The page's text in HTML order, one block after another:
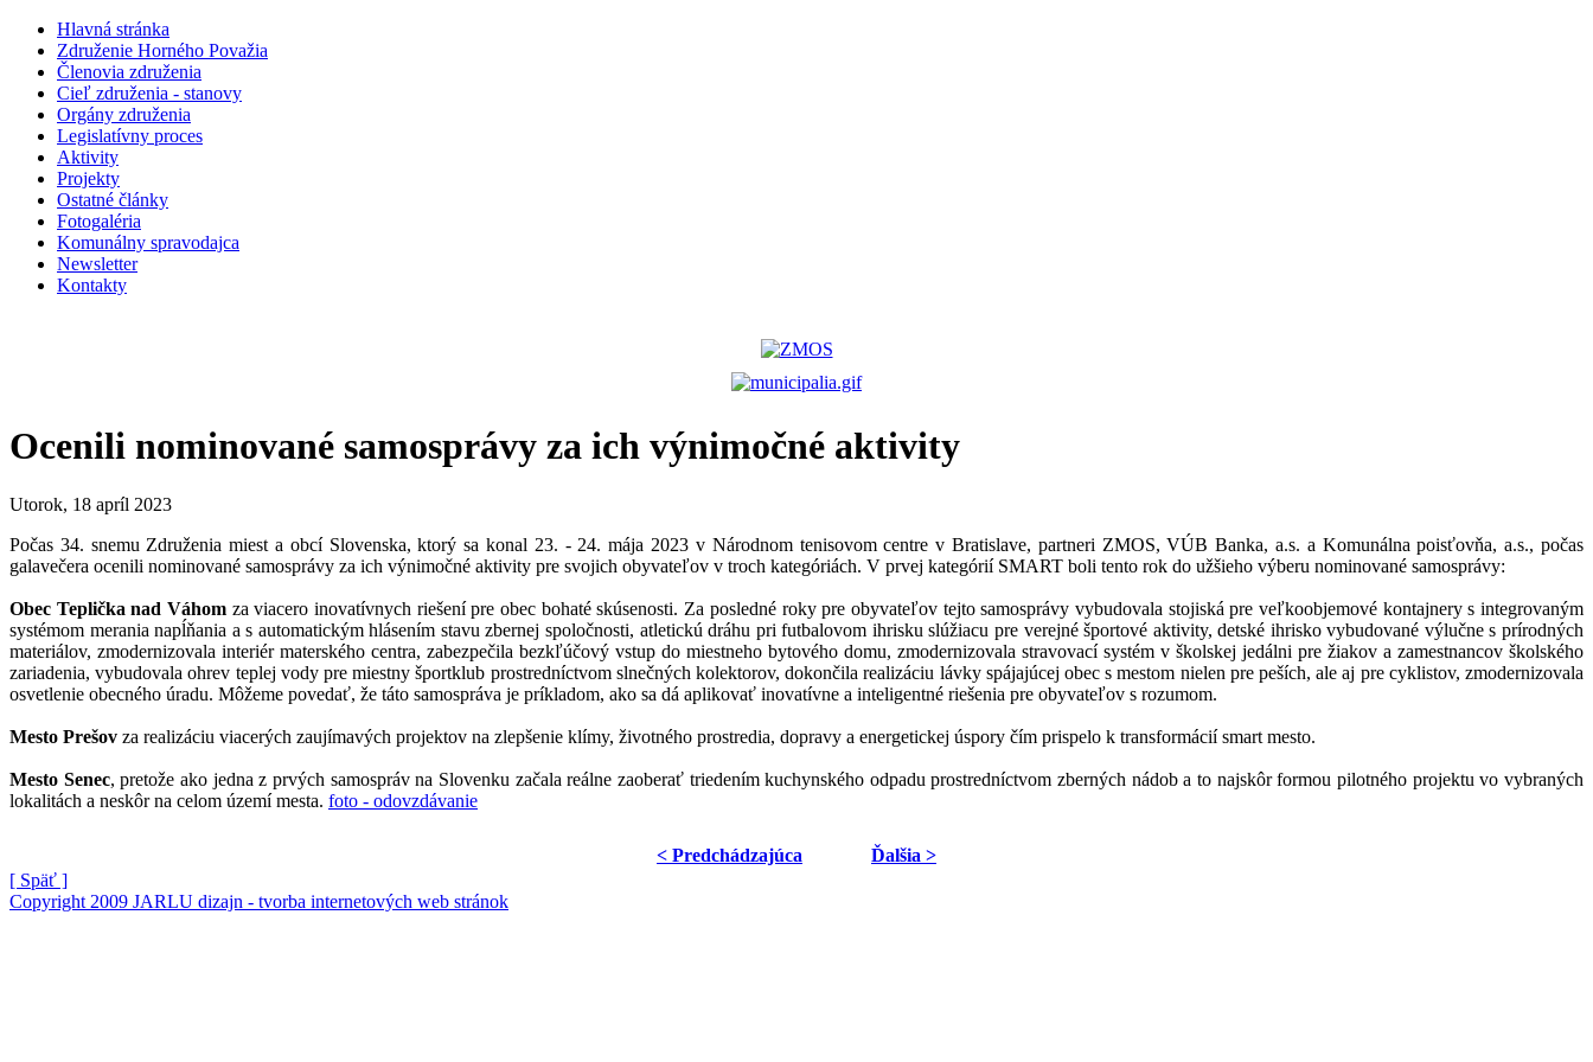
Hlavná stránka
Združenie Horného Považia
Členovia združenia
Cieľ združenia - stanovy
Orgány združenia
Legislatí­vny proces
Aktivity
Projekty
Ostatné články
Fotogaléria
Komunálny spravodajca
Newsletter
Kontakty
Ocenili nominované samosprávy za ich výnimočné aktivity
Utorok, 18 apríl 2023
Počas 34. snemu Združenia miest a obcí Slovenska, ktorý sa konal 23. - 24. mája 2023 v Národnom tenisovom centre v Bratislave, partneri ZMOS, VÚB Banka, a.s. a Komunálna poisťovňa, a.s., počas
galavečera ocenili nominované samosprávy za ich výnimočné aktivity pre svojich obyvateľov v troch kategóriách. V prvej kategórií SMART boli tento rok do užšieho výberu nominované samosprávy:
Obec Teplička nad Váhom za viacero inovatívnych riešení pre obec bohaté skúsenosti. Za posledné roky pre obyvateľov tejto samosprávy vybudovala stojiská pre veľkoobjemové kontajnery s integrovaným
systémom merania napĺňania a s automatickým hlásením stavu zbernej spoločnosti, atletickú dráhu pri futbalovom ihrisku slúžiacu pre verejné športové aktivity, detské ihrisko vybudované výlučne s prírodných
materiálov, zmodernizovala interiér materského centra, zabezpečila bezkľúčový vstup do miestneho bytového domu, zmodernizovala stravovací systém v školskej jedálni pre žiakov a zamestnancov školského
zariadenia, vybudovala ohrev teplej vody pre miestny športklub prostredníctvom slnečných kolektorov, dokončila realizáciu lávky spájajúcej obec s mestom nielen pre peších, ale aj pre cyklistov, zmodernizovala
osvetlenie obecného úradu. Môžeme povedať, že táto samospráva je príkladom, ako sa dá aplikovať inovatívne a inteligentné riešenia pre obyvateľov s rozumom.
Mesto Prešov za realizáciu viacerých zaujímavých projektov na zlepšenie klímy, životného prostredia, dopravy a energetickej úspory čím prispelo k transformácií smart mesto.
Mesto Senec, pretože ako jedna z prvých samospráv na Slovenku začala reálne zaoberať triedením kuchynského odpadu prostredníctvom zberných nádob a to najskôr formou pilotného projektu vo vybraných
lokalitách a neskôr na celom území mesta. foto - odovzdávanie
< Predchádzajúca
Ďalšia >
[ Späť ]
Copyright 2009 JARLU dizajn - tvorba internetových web stránok